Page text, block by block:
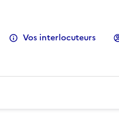
Vos interlocuteurs